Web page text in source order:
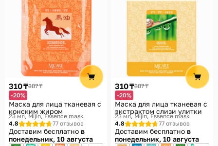
310 ₸387 ₸
-20%
Маска для лица тканевая с
конским жиром
23 мл Mijin, Essence mask
4.8
77 отзывов
Доставим бесплатно в
понедельник, 10 августа
310 ₸387 ₸
-20%
Маска для лица тканевая с
экстрактом слизи улитки
23 мл Mijin, Essence mask
4.8
77 отзывов
Доставим бесплатно в
понедельник, 10 августа